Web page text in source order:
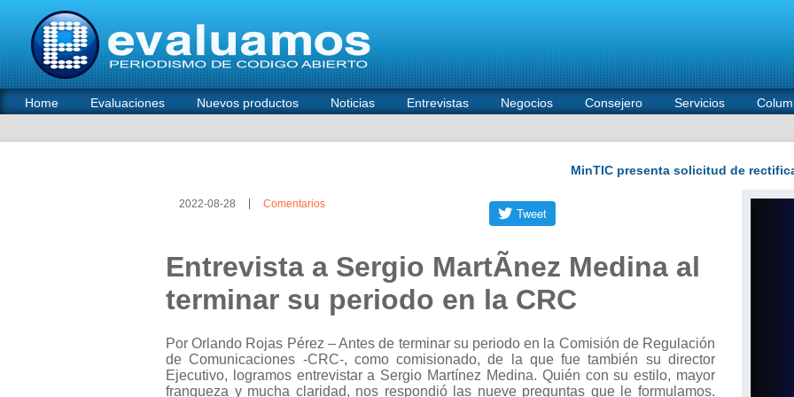
Home Evaluaciones Nuevos productos Noticias Entrevistas Negocios Consejero Servicios
2022-08-28 Comentarios
Entrevista a Sergio MartÃ­nez Medina al
terminar su periodo en la CRC
Por Orlando Rojas Pérez – Antes de terminar su periodo en la Comisión de Regulación
de Comunicaciones -CRC-, como comisionado, de la que fue también su director
Ejecutivo, logramos entrevistar a Sergio Martínez Medina. Quién con su estilo, mayor
franqueza y mucha claridad, nos respondió las nueve preguntas que le formulamos.